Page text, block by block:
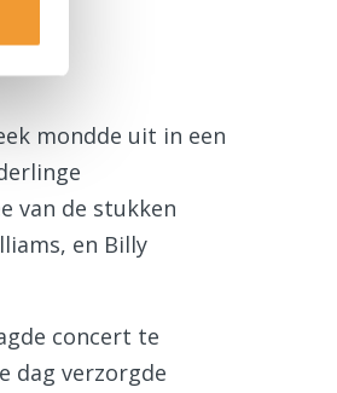
mondde uit in een
van de stukken
en Billy
concert te
dag verzorgde